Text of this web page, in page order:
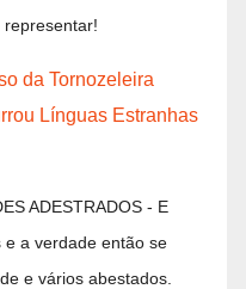
da Tornozeleira
Línguas Estranhas
ADESTRADOS - E
a verdade então se
e vários abestados.